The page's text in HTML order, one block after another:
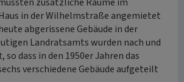
in der Wilhelmstraße angemietet
abgerissene Gebäude in der
Landratsamts wurden nach und
so dass in den 1950er Jahren das
verschiedene Gebäude aufgeteilt